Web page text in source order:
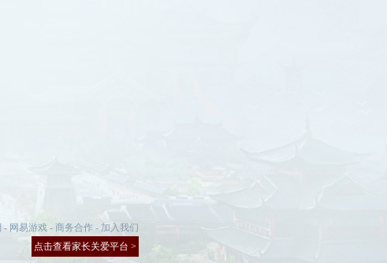
- 网易游戏 - 商务合作 - 加入我们
点击查看家长关爱平台 >